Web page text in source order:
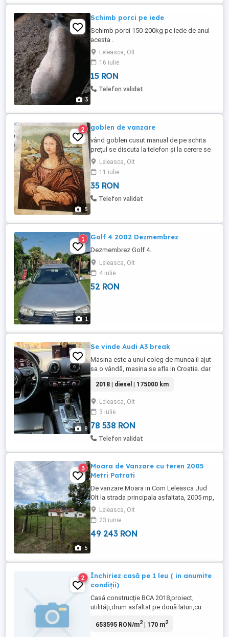
3
Schimb porci pe iede
Schimb porci 150-200kg pe iede de anul
acesta .
Leleasca, Olt
16 iulie
15 RON
Telefon validat
5
2 goblen de vanzare
vând goblen cusut manual de pe schita
prețul se discuta la telefon și la cerere se
pot înrăma cu modelul dorit de client
Leleasca, Olt
11 iulie
35 RON
Telefon validat
1
1 Golf 4 2002 Dezmembrez
Dezmembrez Golf 4.
Leleasca, Olt
4 iulie
52 RON
8
Se vinde Audi A3 break
Masina este a unui coleg de munca îl ajut
sa o vândă, masina se afla in Croatia. dar
puteți contacta la nr. De Tel
2018 | diesel | 175000 km
Leleasca, Olt
3 iulie
78 538 RON
Telefon validat
5
3
Moara de Vanzare cu teren 2005
Metri Patrati
De vanzare Moara in Com Leleasca Jud
Olt la strada principala asfaltata, 2005 mp,
constructie solida din caramida, zidurile
nu au crapaturi, au grosime de
1m,instalatie de macinat concentrate cu
ciclon si motor fabricat de Instrig SA Bals,
Leleasca, Olt
23 iunie
49 243 RON
2
Închiriez casă pe 1 leu ( in anumite
condiții)
Casă construcție BCA 2018,proiect,
utilități,drum asfaltat pe două laturi,cu
frigorific 5x4x3 MC.Se închiriază tot
653595 RON/m2| 170 m2